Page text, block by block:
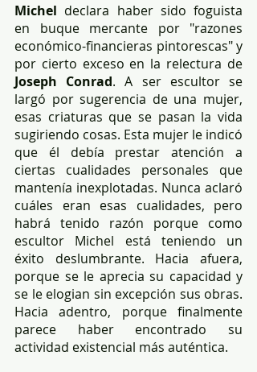
Michel declara haber sido foguista
en buque mercante por "razones
económico-financieras pintorescas" y
Joseph Conrad. A ser escultor se
largó por sugerencia de una mujer,
esas criaturas que se pasan la vida
sugiriendo cosas. Esta mujer le indicó
que él debía prestar atención a
ciertas cualidades personales que
mantenía inexplotadas. Nunca aclaró
cuáles eran esas cualidades, pero
habrá tenido razón porque como
escultor Michel está teniendo un
éxito deslumbrante. Hacia afuera,
porque se le aprecia su capacidad y
se le elogian sin excepción sus obras.
Hacia adentro, porque finalmente
parece haber encontrado su
actividad existencial más auténtica.